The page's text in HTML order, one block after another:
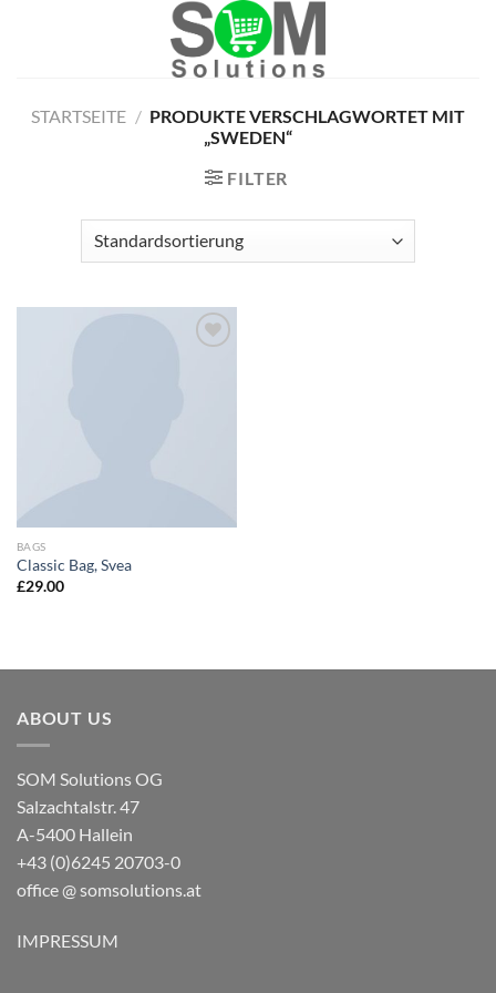
STARTSEITE / PRODUKTE VERSCHLAGWORTET MIT
„SWEDEN“
FILTER
BAGS
Classic Bag, Svea
£29.00
ABOUT US
SOM Solutions OG
Salzachtalstr. 47
A-5400 Hallein
+43 (0)6245 20703-0
office @ somsolutions.at
IMPRESSUM